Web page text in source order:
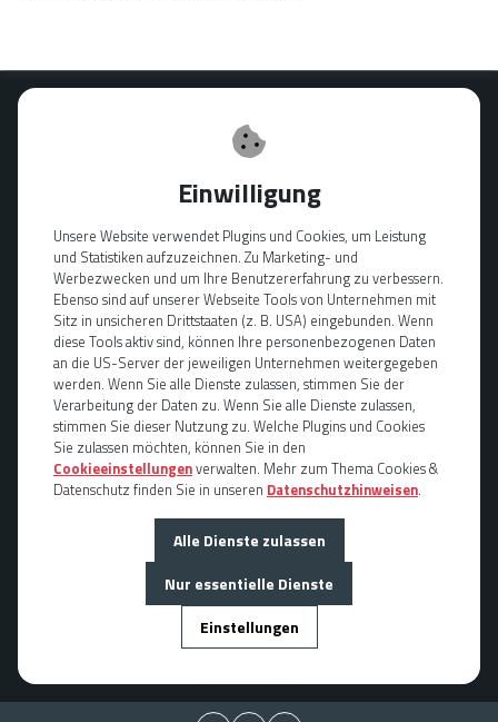
Verkauf
Mo.-Fr. 08:00 - 18:00 Uhr
Samstag 09:00 - 13:00 Uhr
Werkstatt
Mo.-Fr. 08:00 - 17:00 Uhr
Samstag geschlossen
Sonntag geschlossen
Standorte
Überlingen
Villingen-Schwenningen
Villingen-Schwenningen
Friedrichshafen
Donaueschingen
Rottweil
Tuttlingen
Einwilligung
Unsere Website verwendet Plugins und Cookies, um Leistung
und Statistiken aufzuzeichnen. Zu Marketing- und
Werbezwecken und um Ihre Benutzererfahrung zu verbessern.
Ebenso sind auf unserer Webseite Tools von Unternehmen mit
Sitz in unsicheren Drittstaaten (z. B. USA) eingebunden. Wenn
diese Tools aktiv sind, können Ihre personenbezogenen Daten
an die US-Server der jeweiligen Unternehmen weitergegeben
werden. Wenn Sie alle Dienste zulassen, stimmen Sie der
Verarbeitung der Daten zu. Wenn Sie alle Dienste zulassen,
stimmen Sie dieser Nutzung zu. Welche Plugins und Cookies
Sie zulassen möchten, können Sie in den
Cookieeinstellungenverwalten. Mehr zum Thema Cookies &
Datenschutz finden Sie in unseren Datenschutzhinweisen.
Einstellungen
Nur essentielle Dienste
Alle Dienste zulassen